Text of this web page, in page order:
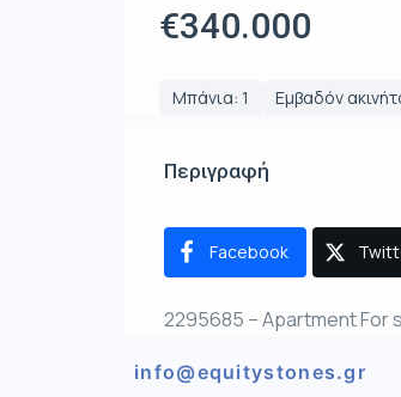
€340.000
Μπάνια: 1 Εμβαδόν
Περιγραφή
Facebook
2295685 – Apartment For
info@equitystones.gr